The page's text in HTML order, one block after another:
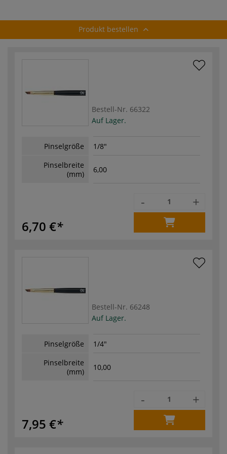
Produkt bestellen
Bestell-Nr. 66322
Auf Lager.
Pinselgröße
1/8"
Pinselbreite
(mm)
6,00
6,70 €
- +
Bestell-Nr. 66248
Auf Lager.
Pinselgröße
1/4"
Pinselbreite
(mm)
10,00
7,95 €
- +